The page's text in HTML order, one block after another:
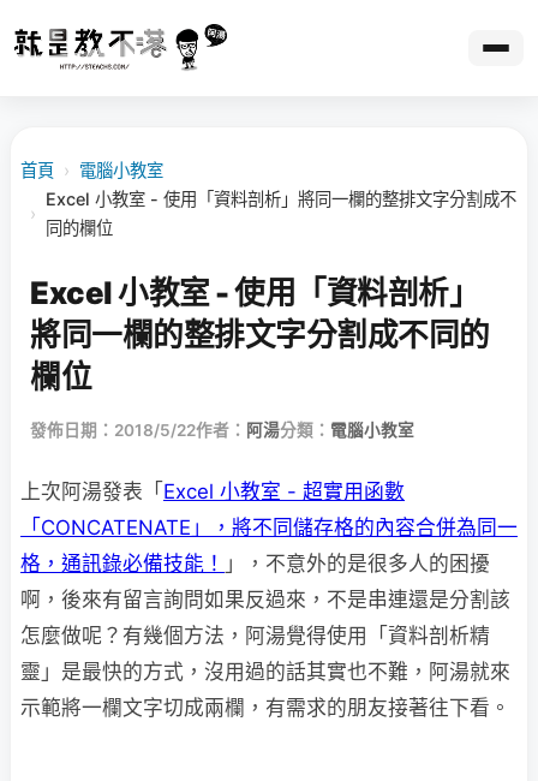
首頁 › 電腦小教室
›
Excel 小教室 - 使用「資料剖析」將同一欄的整排文字分割成不
同的欄位
Excel 小教室 - 使用「資料剖析」
將同一欄的整排文字分割成不同的
欄位
發佈日期：2018/5/22作者： 阿湯分類： 電腦小教室
上次阿湯發表「 Excel 小教室 - 超實用函數
「CONCATENATE」，將不同儲存格的內容合併為同一
格，通訊錄必備技能！ 」，不意外的是很多人的困擾
啊，後來有留言詢問如果反過來，不是串連還是分割該
怎麼做呢？有幾個方法，阿湯覺得使用「資料剖析精
靈」是最快的方式，沒用過的話其實也不難，阿湯就來
示範將一欄文字切成兩欄，有需求的朋友接著往下看。